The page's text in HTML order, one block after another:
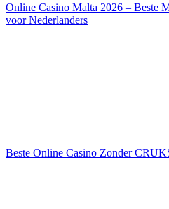
Online Casino Malta 2026 – Beste
voor Nederlanders
Beste Online Casino Zonder